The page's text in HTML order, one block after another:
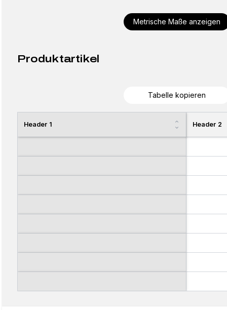
Metrische Maße anzeigen
Produktartikel
Tabelle kopieren
Header 1 Header 2